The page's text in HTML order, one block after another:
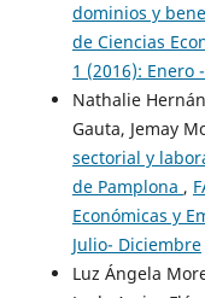
dominios y
de Ciencias
1 (2016): Enero
Nathalie
Gauta, Jemay
sectorial y
de Pamplona ,
Económicas y
Julio- Diciembre
Luz Ángela